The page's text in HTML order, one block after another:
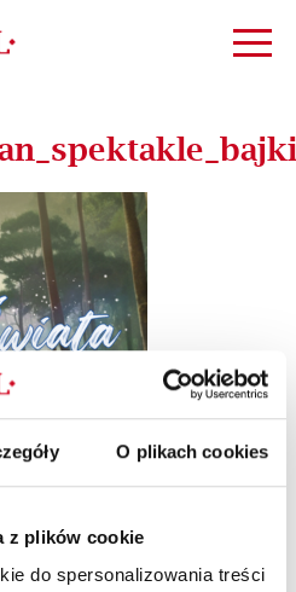
O plikach cookies
z plików cookie
do spersonalizowania treści